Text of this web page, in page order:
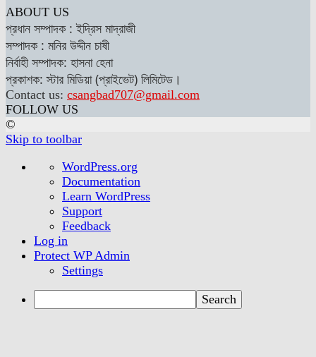
ABOUT US
প্রধান সম্পাদক : ইদ্রিস মাদ্রাজী
সম্পাদক : মনির উদ্দীন চাষী
নির্বাহী সম্পাদক: হাসনা হেনা
প্রকাশক: স্টার মিডিয়া (প্রাইভেট) লিমিটেড।
Contact us: csangbad707@gmail.com
FOLLOW US
©
Skip to toolbar
About
WordPress
WordPress.org
Documentation
Learn WordPress
Support
Feedback
Log in
Protect WP Admin
Settings
Search